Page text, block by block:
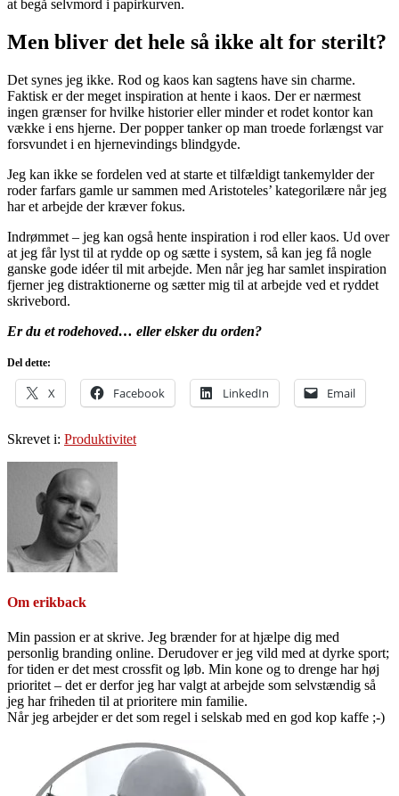
at begå selvmord i papirkurven.
Men bliver det hele så ikke alt for sterilt?
Det synes jeg ikke. Rod og kaos kan sagtens have sin charme.
Faktisk er der meget inspiration at hente i kaos. Der er nærmest
ingen grænser for hvilke historier eller minder et rodet kontor kan
vække i ens hjerne. Der popper tanker op man troede forlængst var
forsvundet i en hjernevindings blindgyde.
Jeg kan ikke se fordelen ved at starte et tilfældigt tankemylder der
roder farfars gamle ur sammen med Aristoteles’ kategorilære når jeg
har et arbejde der kræver fokus.
Indrømmet – jeg kan også hente inspiration i rod eller kaos. Ud over
at jeg får lyst til at rydde op og sætte i system, så kan jeg få nogle
ganske gode idéer til mit arbejde. Men når jeg har samlet inspiration
fjerner jeg distraktionerne og sætter mig til at arbejde ved et ryddet
skrivebord.
Er du et rodehoved… eller elsker du orden?
Del dette:
X Facebook LinkedIn Email
Skrevet i: Produktivitet
Om erikback
Min passion er at skrive. Jeg brænder for at hjælpe dig med
personlig branding online. Derudover er jeg vild med at dyrke sport;
for tiden er det mest crossfit og løb. Min kone og to drenge har høj
prioritet – det er derfor jeg har valgt at arbejde som selvstændig så
jeg har friheden til at prioritere min familie.
Når jeg arbejder er det som regel i selskab med en god kop kaffe ;-)
Sidebar